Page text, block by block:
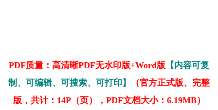
PDF质量：高清晰PDF无水印版+Word版 【内容可复
制、可编辑、可搜索、可打印】
（官方正式版、完整
版，共计：14P（页），PDF文档大小：6.19MB）